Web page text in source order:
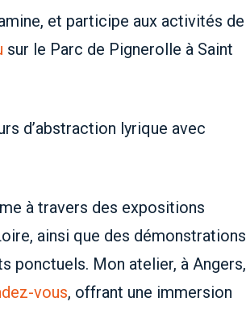
et participe aux activités de
sur le Parc de Pignerolle à Saint
d’abstraction lyrique avec
à travers des expositions
ainsi que des démonstrations
ponctuels. Mon atelier, à Angers,
vous, offrant une immersion